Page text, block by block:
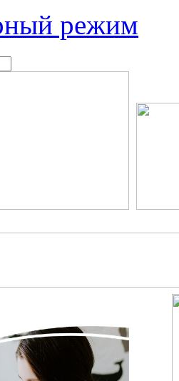
режим